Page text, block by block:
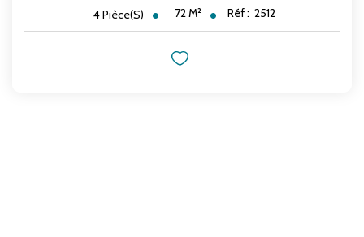
4Pièce(s) 72M² Réf : 2512